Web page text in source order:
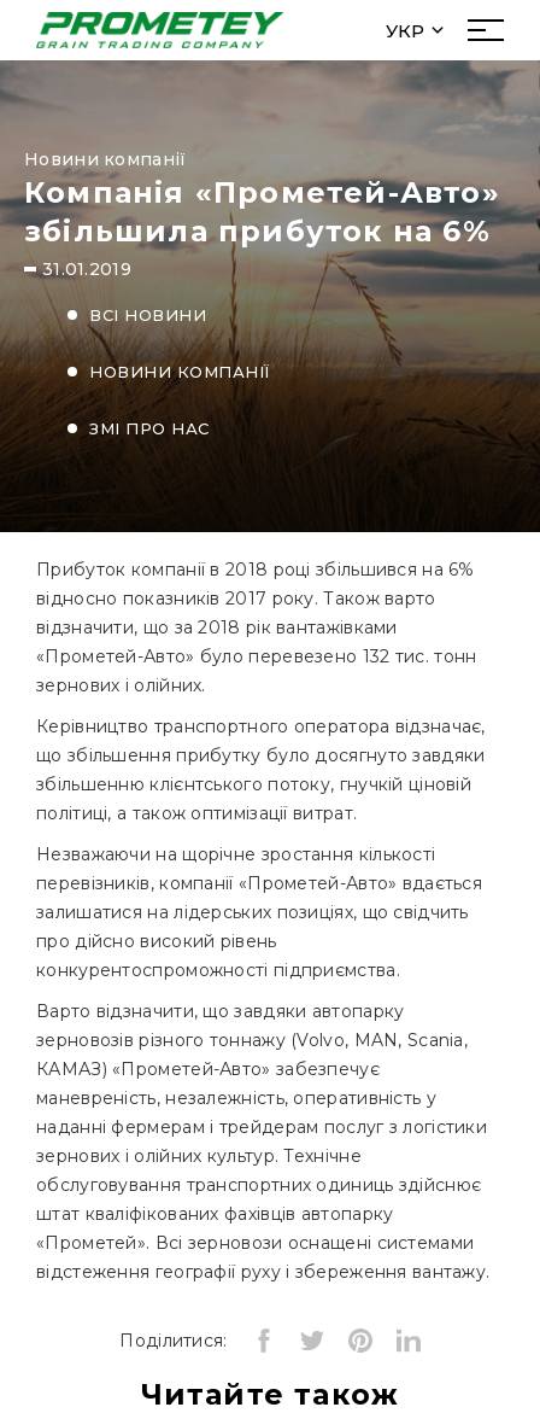
УКР
УКР
Історія
Новини
Інвесторам
menu_filial
Діяльність
Закупівля
Трейд
Агромаркет
Співробітництво
Закупівельні
ціни
Мінеральні
добрива
Насіння
ЗЗР
Тендери
Вакансії
Контакти
Новини компанії
Компанія «Прометей-Авто»
збільшила прибуток на 6%
31.01.2019
ВСІ НОВИНИ
НОВИНИ КОМПАНІЇ
ЗМІ ПРО НАС
Прибуток компанії в 2018 році збільшився на 6%
відносно показників 2017 року. Також варто
відзначити, що за 2018 рік вантажівками
«Прометей-Авто» було перевезено 132 тис. тонн
зернових і олійних.
Керівництво транспортного оператора відзначає,
що збільшення прибутку було досягнуто завдяки
збільшенню клієнтського потоку, гнучкій ціновій
політиці, а також оптимізації витрат.
Незважаючи на щорічне зростання кількості
перевізників, компанії «Прометей-Авто» вдається
залишатися на лідерських позиціях, що свідчить
про дійсно високий рівень
конкурентоспроможності підприємства.
Варто відзначити, що завдяки автопарку
зерновозів різного тоннажу (Volvo, MAN, Scania,
КАМАЗ) «Прометей-Авто» забезпечує
маневреність, незалежність, оперативність у
наданні фермерам і трейдерам послуг з логістики
зернових і олійних культур. Технічне
обслуговування транспортних одиниць здійснює
штат кваліфікованих фахівців автопарку
«Прометей». Всі зерновози оснащені системами
відстеження географії руху і збереження вантажу.
Поділитися:
Читайте також